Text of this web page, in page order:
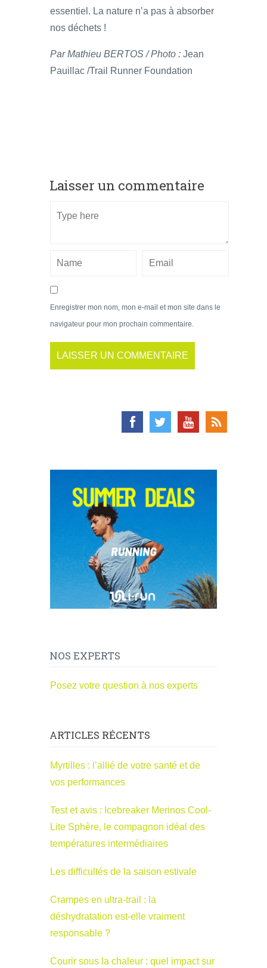
essentiel. La nature n’a pas à absorber
nos déchets !
Par Mathieu BERTOS / Photo : Jean
Pauillac /Trail Runner Foundation
Laisser un commentaire
Enregistrer mon nom, mon e-mail et mon site dans le
navigateur pour mon prochain commentaire.
NOS EXPERTS
Posez votre question à nos experts
ARTICLES RÉCENTS
Myrtilles : l’allié de votre santé et de
vos performances
Test et avis : Icebreaker Merinos Cool-
Lite Sphère, le compagnon idéal des
températures intermédiaires
Les difficultés de la saison estivale
Crampes en ultra-trail : la
déshydratation est-elle vraiment
responsable ?
Courir sous la chaleur : quel impact sur